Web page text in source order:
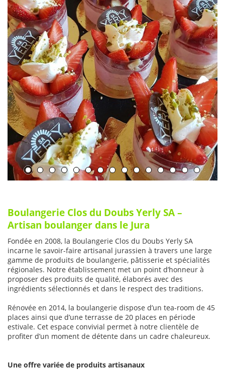
Boulangerie Clos du Doubs Yerly SA –
Artisan boulanger dans le Jura
Fondée en 2008, la Boulangerie Clos du Doubs Yerly SA
incarne le savoir-faire artisanal jurassien à travers une large
gamme de produits de boulangerie, pâtisserie et spécialités
régionales. Notre établissement met un point d’honneur à
proposer des produits de qualité, élaborés avec des
ingrédients sélectionnés et dans le respect des traditions.
Rénovée en 2014, la boulangerie dispose d’un tea-room de 45
places ainsi que d’une terrasse de 20 places en période
estivale. Cet espace convivial permet à notre clientèle de
profiter d’un moment de détente dans un cadre chaleureux.
Une offre variée de produits artisanaux